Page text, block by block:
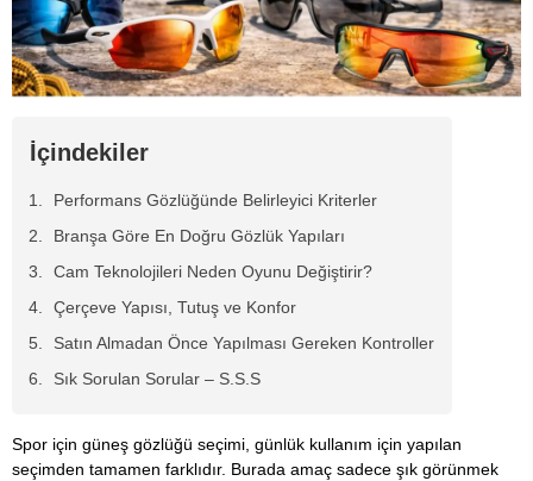
İçindekiler
Performans Gözlüğünde Belirleyici Kriterler
Branşa Göre En Doğru Gözlük Yapıları
Cam Teknolojileri Neden Oyunu Değiştirir?
Çerçeve Yapısı, Tutuş ve Konfor
Satın Almadan Önce Yapılması Gereken Kontroller
Sık Sorulan Sorular – S.S.S
Spor için güneş gözlüğü seçimi, günlük kullanım için yapılan
seçimden tamamen farklıdır. Burada amaç sadece şık görünmek